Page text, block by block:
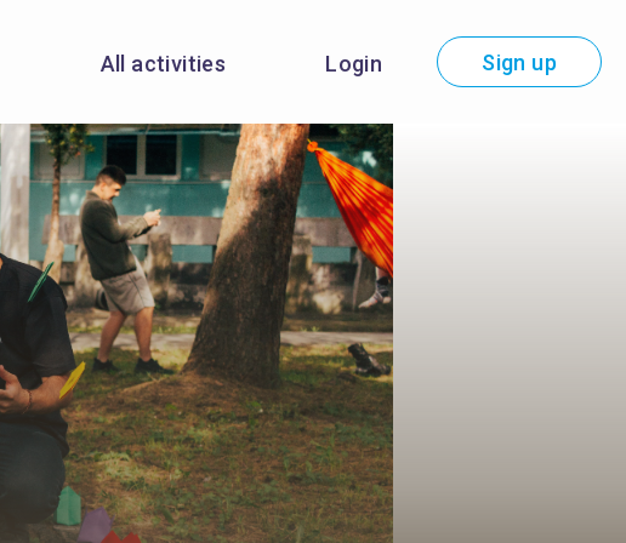
All activities Login Sign up